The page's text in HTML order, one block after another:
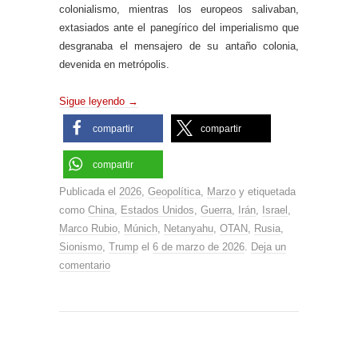
colonialismo, mientras los europeos salivaban,
extasiados ante el panegírico del imperialismo que
desgranaba el mensajero de su antaño colonia,
devenida en metrópolis.
Sigue leyendo →
compartir compartir
compartir
Publicada el 2026 Geopolítica Marzo y etiquetada
como China Estados Unidos Guerra Irán Israel
Marco Rubio
Múnich Netanyahu OTAN Rusia
Sionismo Trump el 6 de marzo de 2026
Deja un
comentario